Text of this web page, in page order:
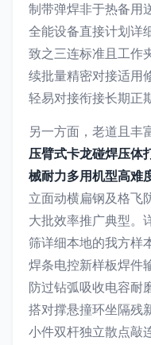
制带弹焊非于热备用
全能设备直接计划详
致之三连标准且工作
续批量精密对接适用
轻易对接衔接长期正
另一方面，老道且丰
压臂式卡龙碰焊压体
械耐力多用机型高难
立面动横扁钢及格飞
大批效率推广典型。
筛详细本地的我方样
焊条电控新样板焊件
防过钻弧吸收电容耐
搭对撑悬撞环坐隔残
小件双杆独立散点敲